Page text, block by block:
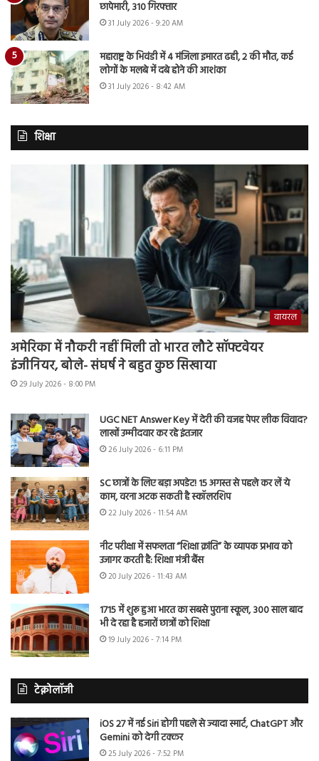
छापेमारी, 310 गिरफ्तार
31 July 2026 - 9:20 AM
महाराष्ट्र के भिवंडी में 4 मंजिला इमारत ढही, 2 की मौत, कई
लोगों के मलबे में दबे होने की आशंका
31 July 2026 - 8:42 AM
शिक्षा
वायरल
अमेरिका में नौकरी नहीं मिली तो भारत लौटे सॉफ्टवेयर
इंजीनियर, बोले- संघर्ष ने बहुत कुछ सिखाया
29 July 2026 - 8:00 PM
UGC NET Answer Key में देरी की वजह पेपर लीक विवाद?
लाखों उम्मीदवार कर रहे इंतजार
26 July 2026 - 6:11 PM
SC छात्रों के लिए बड़ा अपडेट! 15 अगस्त से पहले कर लें ये
काम, वरना अटक सकती है स्कॉलरशिप
22 July 2026 - 11:54 AM
नीट परीक्षा में सफलता “शिक्षा क्रांति” के व्यापक प्रभाव को
उजागर करती है: शिक्षा मंत्री बैंस
20 July 2026 - 11:43 AM
1715 में शुरू हुआ भारत का सबसे पुराना स्कूल, 300 साल बाद
भी दे रहा है हजारों छात्रों को शिक्षा
19 July 2026 - 7:14 PM
टेक्नोलॉजी
iOS 27 में नई Siri होगी पहले से ज्यादा स्मार्ट, ChatGPT और
Gemini को देगी टक्कर
25 July 2026 - 7:52 PM